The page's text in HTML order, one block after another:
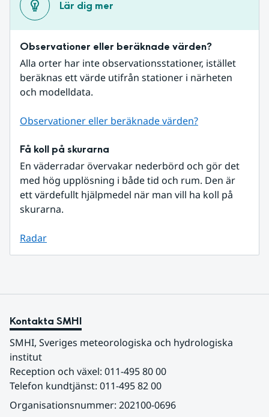
Lär dig mer
Observationer eller beräknade värden?
Alla orter har inte observationsstationer, istället
beräknas ett värde utifrån stationer i närheten
och modelldata.
Observationer eller beräknade värden?
Få koll på skurarna
En väderradar övervakar nederbörd och gör det
med hög upplösning i både tid och rum. Den är
ett värdefullt hjälpmedel när man vill ha koll på
skurarna.
Radar
Kontakta SMHI
SMHI, Sveriges meteorologiska och hydrologiska
institut
Reception och växel: 011-495 80 00
Telefon kundtjänst: 011-495 82 00
Organisationsnummer: 202100-0696